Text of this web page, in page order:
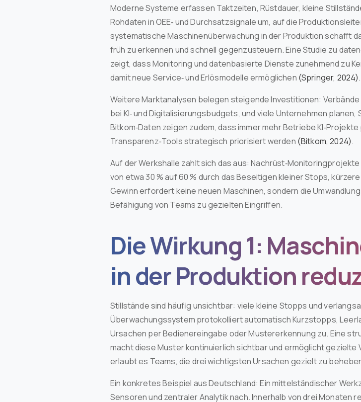
Moderne Systeme erfassen Taktzeiten, Rüstdauer, kleine
Rohdaten in OEE‑ und Durchsatzsignale um, auf die
systematische Maschinenüberwachung in der Produktion schafft
früh zu erkennen und schnell gegenzusteuern. Eine Studie zu
zeigt, dass Monitoring und datenbasierte Dienste zunehmend zu
damit neue Service‑ und Erlösmodelle ermöglichen (Springer, 2024).
Weitere Marktanalysen belegen steigende Investitionen:
bei KI‑ und Digitalisierungsbudgets, und viele Unternehmen
Bitkom‑Daten zeigen zudem, dass immer mehr Betriebe
Transparenz‑Tools strategisch priorisiert werden (Bitkom, 2024).
Auf der Werkshalle zahlt sich das aus:
von etwa 30 % auf 60 % durch das Beseitigen kleiner Stops,
Gewinn erfordert keine neuen Maschinen, sondern die
Befähigung von Teams zu gezielten Eingriffen.
Die Wirkung 1:
in der Produktion
Stillstände sind häufig unsichtbar: viele kleine Stopps und
Überwachungssystem protokolliert automatisch Kurzstopps,
Ursachen per Bedienereingabe oder Mustererkennung zu. Eine
macht diese Muster kontinuierlich sichtbar und ermöglicht
erlaubt es Teams, die drei wichtigsten Ursachen gezielt zu
Ein konkretes Beispiel aus Deutschland: Ein mittelständischer
Sensoren und zentraler Analytik nach. Innerhalb von drei Monaten